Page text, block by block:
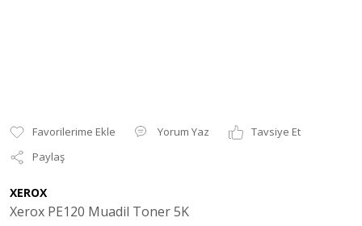
Yorum Yaz
Tavsiye Et
Paylaş
XEROX
Xerox PE120 Muadil Toner 5K